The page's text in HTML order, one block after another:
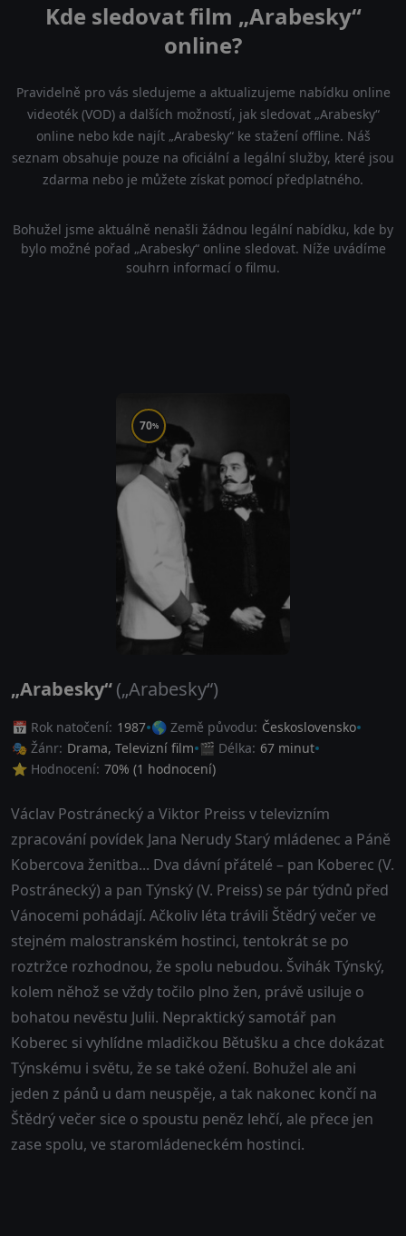
Kde sledovat film „Arabesky“
online?
Pravidelně pro vás sledujeme a aktualizujeme nabídku online
videoték (VOD) a dalších možností, jak sledovat „Arabesky“
online nebo kde najít „Arabesky“ ke stažení offline. Náš
seznam obsahuje pouze na oficiální a legální služby, které jsou
zdarma nebo je můžete získat pomocí předplatného.
Bohužel jsme aktuálně nenašli žádnou legální nabídku, kde by
bylo možné pořad „Arabesky“ online sledovat. Níže uvádíme
souhrn informací o filmu.
70%
„Arabesky“(„Arabesky“)
📅 Rok natočení: 1987 🌎 Země původu: Československo
🎭 Žánr: Drama, Televizní film 🎬 Délka: 67 minut
⭐ Hodnocení: 70% (1 hodnocení)
Václav Postránecký a Viktor Preiss v televizním
zpracování povídek Jana Nerudy Starý mládenec a Páně
Kobercova ženitba... Dva dávní přátelé – pan Koberec (V.
Postránecký) a pan Týnský (V. Preiss) se pár týdnů před
Vánocemi pohádají. Ačkoliv léta trávili Štědrý večer ve
stejném malostranském hostinci, tentokrát se po
roztržce rozhodnou, že spolu nebudou. Švihák Týnský,
kolem něhož se vždy točilo plno žen, právě usiluje o
bohatou nevěstu Julii. Nepraktický samotář pan
Koberec si vyhlídne mladičkou Bětušku a chce dokázat
Týnskému i světu, že se také ožení. Bohužel ale ani
jeden z pánů u dam neuspěje, a tak nakonec končí na
Štědrý večer sice o spoustu peněz lehčí, ale přece jen
zase spolu, ve staromládeneckém hostinci.